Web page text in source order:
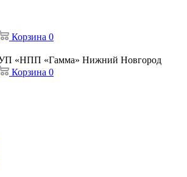
Корзина 0
«НПП «Гамма» Нижний Новгород
Корзина 0